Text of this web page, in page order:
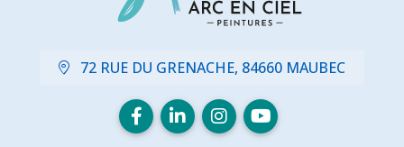
72 RUE DU GRENACHE, 84660 MAUBEC